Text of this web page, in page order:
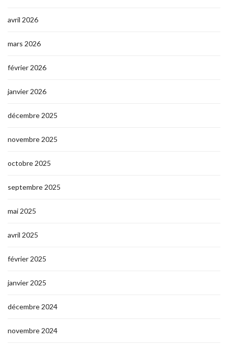
avril 2026
mars 2026
février 2026
janvier 2026
décembre 2025
novembre 2025
octobre 2025
septembre 2025
mai 2025
avril 2025
février 2025
janvier 2025
décembre 2024
novembre 2024